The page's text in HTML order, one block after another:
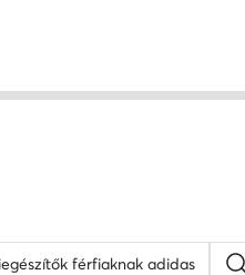
férfiaknak adidas